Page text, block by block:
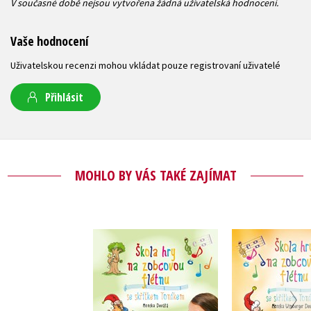
V současné době nejsou vytvořena žádná uživatelská hodnocení.
Vaše hodnocení
Uživatelskou recenzi mohou vkládat pouze registrovaní uživatelé
Přihlásit
MOHLO BY VÁS TAKÉ ZAJÍMAT
Škola hry na
zobcovou flétnu
Monika Wimberger
Škola
zobcovou
Monika